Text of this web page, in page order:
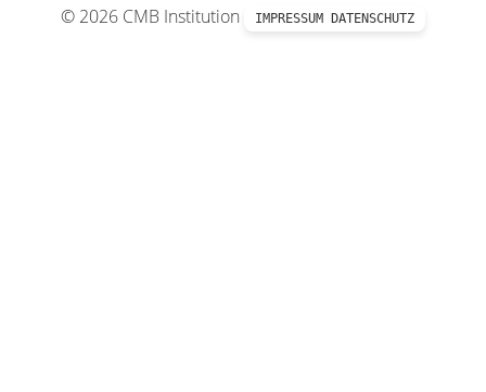
© 2026 CMB Institution IMPRESSUM DATENSCHUTZ